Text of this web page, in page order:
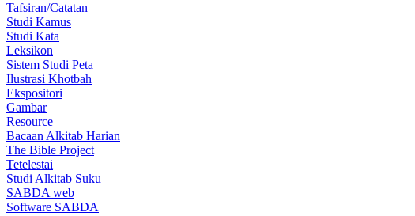
Tafsiran/Catatan
Studi Kamus
Studi Kata
Leksikon
Sistem Studi Peta
Ilustrasi Khotbah
Ekspositori
Gambar
Resource
Bacaan Alkitab Harian
The Bible Project
Tetelestai
Studi Alkitab Suku
SABDA web
Software SABDA